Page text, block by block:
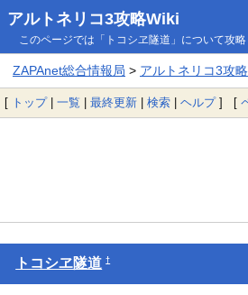
アルトネリコ3攻略Wiki
このページでは「トコシヱ隧道」について攻略
ZAPAnet総合情報局 > アルトネリコ3攻
[ トップ| 一覧 | 最終更新 | 検索 | ヘルプ] [
トコシヱ隧道 †